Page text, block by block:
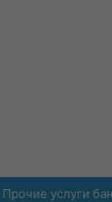
Прочие услуги